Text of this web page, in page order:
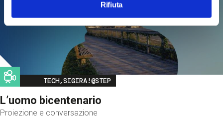
Rifiuta
Image
TECH,SIGIRA!@STEP
L’uomo bicentenario
Proiezione e conversazione